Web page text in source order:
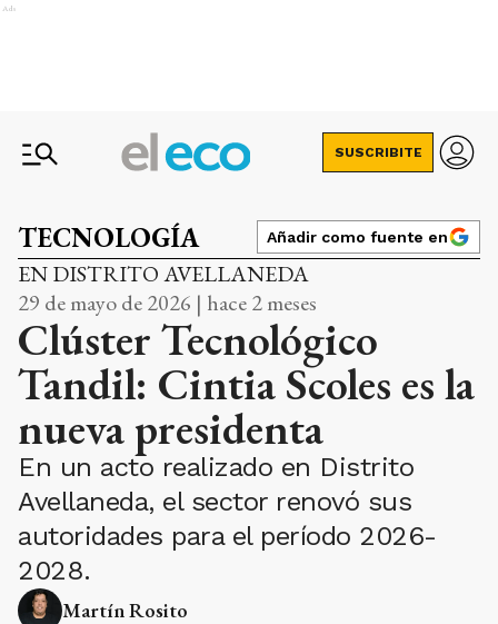
Ads
SUSCRIBITE
TECNOLOGÍA Añadir como fuente en
EN DISTRITO AVELLANEDA
29 de mayo de 2026 | hace 2 meses
Clúster Tecnológico
Tandil: Cintia Scoles es la
nueva presidenta
En un acto realizado en Distrito
Avellaneda, el sector renovó sus
autoridades para el período 2026-
2028.
Martín Rosito